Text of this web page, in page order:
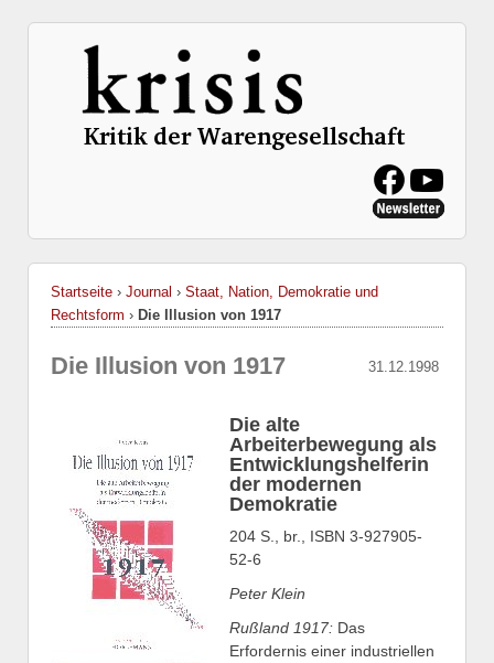
Startseite › Journal › Staat, Nation, Demokratie und
Rechtsform › Die Illusion von 1917
31.12.1998
Die Illusion von 1917
Die alte
Arbeiterbewegung als
Entwicklungshelferin
der modernen
Demokratie
204 S., br., ISBN 3-927905-
52-6
Peter Klein
Rußland 1917: Das
Erfordernis einer industriellen